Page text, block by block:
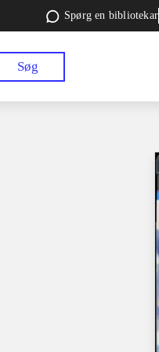
Spørg en bibliotekar
Søg